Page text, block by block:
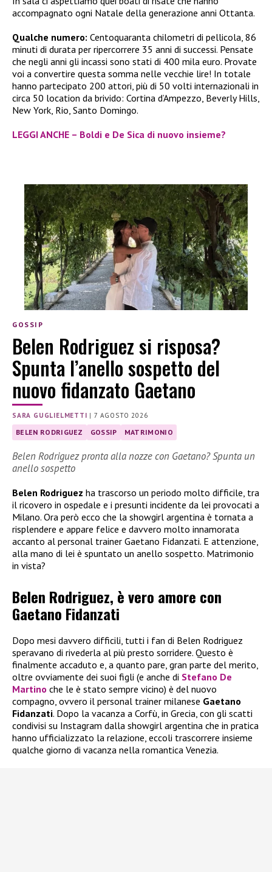
accompagnato ogni Natale della generazione anni Ottanta.
Qualche numero: Centoquaranta chilometri di pellicola, 86
minuti di durata per ripercorrere 35 anni di successi. Pensate
che negli anni gli incassi sono stati di 400 mila euro. Provate
voi a convertire questa somma nelle vecchie lire! In totale
hanno partecipato 200 attori, più di 50 volti internazionali in
circa 50 location da brivido: Cortina d’Ampezzo, Beverly Hills,
New York, Rio, Santo Domingo.
LEGGI ANCHE – Boldi e De Sica di nuovo insieme?
GOSSIP
Belen Rodriguez si risposa?
Spunta l’anello sospetto del
nuovo fidanzato Gaetano
SARA GUGLIELMETTI |7 AGOSTO 2026
BELEN RODRIGUEZ GOSSIP MATRIMONIO
Belen Rodriguez pronta alla nozze con Gaetano? Spunta un
anello sospetto
Belen Rodriguez ha trascorso un periodo molto difficile, tra
il ricovero in ospedale e i presunti incidente da lei provocati a
Milano. Ora però ecco che la showgirl argentina è tornata a
risplendere e appare felice e davvero molto innamorata
accanto al personal trainer Gaetano Fidanzati. E attenzione,
alla mano di lei è spuntato un anello sospetto. Matrimonio
in vista?
Belen Rodriguez, è vero amore con
Gaetano Fidanzati
Dopo mesi davvero difficili, tutti i fan di Belen Rodriguez
speravano di rivederla al più presto sorridere. Questo è
finalmente accaduto e, a quanto pare, gran parte del merito,
oltre ovviamente dei suoi figli (e anche di Stefano De
Martino che le è stato sempre vicino) è del nuovo
compagno, ovvero il personal trainer milanese Gaetano
Fidanzati. Dopo la vacanza a Corfù, in Grecia, con gli scatti
condivisi su Instagram dalla showgirl argentina che in pratica
hanno ufficializzato la relazione, eccoli trascorrere insieme
qualche giorno di vacanza nella romantica Venezia.